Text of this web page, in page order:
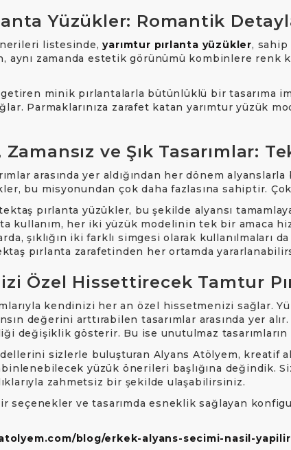
Yüzükler: Romantik
listesinde,yarımtur pırlanta yüzükler, sahip
aynı zamanda estetik görünümü kombinlere renk
minik pırlantalarla bütünlüklü bir tasarıma
Parmaklarınıza zarafet katan yarımtur yüzük
Zamansız ve Şık Tasarımlar:
arasında yer aldığından her dönem
bu misyonundan çok daha fazlasına sahiptir.
pırlanta yüzükler, bu şekilde alyansı
kullanım, her iki yüzük modelinin tek bir amaca
şıklığın iki farklı simgesi olarak
pırlanta zarafetinden her ortamda
Özel Hissettirecek Tamtur
kendinizi her an özel hissetmenizi sağlar.
değerini arttırabilen tasarımlar arasında yer
değişiklik gösterir. Bu ise unutulmaz tasarımların
sizlerle buluşturan Alyans Atölyem, kreatif
yüzük önerileri başlığına değindik.
zahmetsiz bir şekilde ulaşabilirsiniz.
seçenekler ve tasarımda esneklik sağlayan
blog/erkek-alyans-secimi-nasil-yapilir